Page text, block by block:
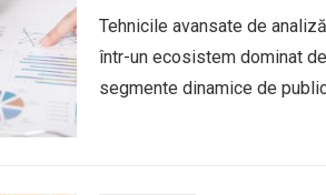
Tehnicile avansate de
într-un ecosistem dominat
segmente dinamice de